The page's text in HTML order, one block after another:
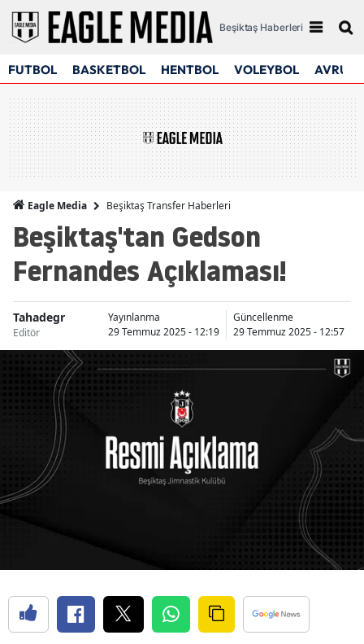
Beşiktaş Haberleri
FUTBOL BASKETBOL HENTBOL VOLEYBOL
Eagle Media Beşiktaş Transfer Haberleri
Beşiktaş'tan Gedson
Fernandes Açıklaması!
Tahadegr
Editör
Yayınlanma
29 Temmuz 2025 - 12:19
Güncellenme
29 Temmuz 2025 - 12:57